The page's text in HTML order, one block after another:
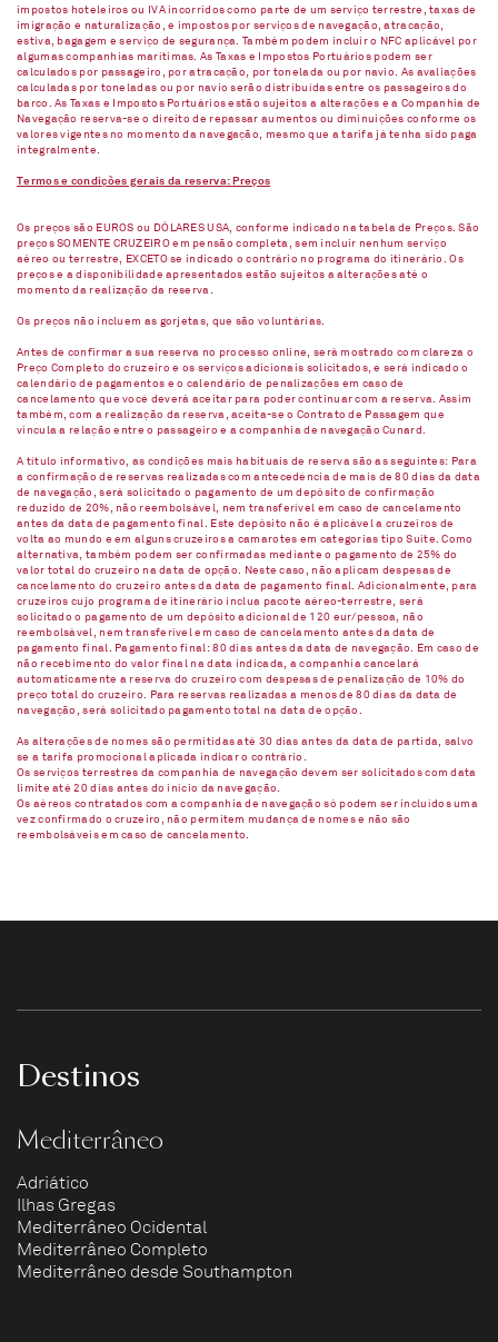
impostos hoteleiros ou IVA incorridos como parte de um serviço terrestre, taxas de
imigração e naturalização, e impostos por serviços de navegação, atracação,
estiva, bagagem e serviço de segurança. Também podem incluir o NFC aplicável por
algumas companhias marítimas. As Taxas e Impostos Portuários podem ser
calculados por passageiro, por atracação, por tonelada ou por navio. As avaliações
calculadas por toneladas ou por navio serão distribuídas entre os passageiros do
barco. As Taxas e Impostos Portuários estão sujeitos a alterações e a Companhia de
Navegação reserva-se o direito de repassar aumentos ou diminuições conforme os
valores vigentes no momento da navegação, mesmo que a tarifa já tenha sido paga
integralmente.
Termos e condições gerais da reserva: Preços
Os preços são EUROS ou DÓLARES USA, conforme indicado na tabela de Preços. São
preços SOMENTE CRUZEIRO em pensão completa, sem incluir nenhum serviço
aéreo ou terrestre, EXCETO se indicado o contrário no programa do itinerário. Os
preços e a disponibilidade apresentados estão sujeitos a alterações até o
momento da realização da reserva.
Os preços não incluem as gorjetas, que são voluntárias.
Antes de confirmar a sua reserva no processo online, será mostrado com clareza o
Preço Completo do cruzeiro e os serviços adicionais solicitados, e será indicado o
calendário de pagamentos e o calendário de penalizações em caso de
cancelamento que você deverá aceitar para poder continuar com a reserva. Assim
também, com a realização da reserva, aceita-se o Contrato de Passagem que
vincula a relação entre o passageiro e a companhia de navegação Cunard.
A título informativo, as condições mais habituais de reserva são as seguintes: Para
a confirmação de reservas realizadas com antecedência de mais de 80 dias da data
de navegação, será solicitado o pagamento de um depósito de confirmação
reduzido de 20%, não reembolsável, nem transferível em caso de cancelamento
antes da data de pagamento final. Este depósito não é aplicável a cruzeiros de
volta ao mundo e em alguns cruzeiros a camarotes em categorias tipo Suíte. Como
alternativa, também podem ser confirmadas mediante o pagamento de 25% do
valor total do cruzeiro na data de opção. Neste caso, não aplicam despesas de
cancelamento do cruzeiro antes da data de pagamento final. Adicionalmente, para
cruzeiros cujo programa de itinerário inclua pacote aéreo-terrestre, será
solicitado o pagamento de um depósito adicional de 120 eur/pessoa, não
reembolsável, nem transferível em caso de cancelamento antes da data de
pagamento final. Pagamento final: 80 dias antes da data de navegação. Em caso de
não recebimento do valor final na data indicada, a companhia cancelará
automaticamente a reserva do cruzeiro com despesas de penalização de 10% do
preço total do cruzeiro. Para reservas realizadas a menos de 80 dias da data de
navegação, será solicitado pagamento total na data de opção.
As alterações de nomes são permitidas até 30 dias antes da data de partida, salvo
se a tarifa promocional aplicada indicar o contrário.
Os serviços terrestres da companhia de navegação devem ser solicitados com data
limite até 20 dias antes do início da navegação.
Os aéreos contratados com a companhia de navegação só podem ser incluídos uma
vez confirmado o cruzeiro, não permitem mudança de nomes e não são
reembolsáveis em caso de cancelamento.​
Destinos
Mediterrâneo
Adriático
Ilhas Gregas
Mediterrâneo Ocidental
Mediterrâneo Completo
Mediterrâneo desde Southampton